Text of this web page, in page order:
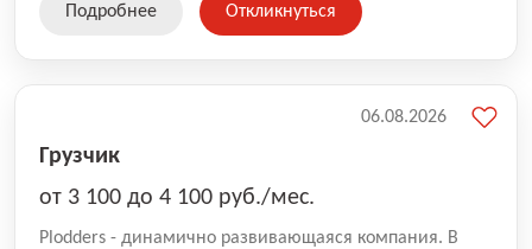
Подробнее Откликнуться
Грузчик
от 3 100 до 4 100 руб./мес.
Plodders - динамично развивающаяся компания. В
06.08.2026